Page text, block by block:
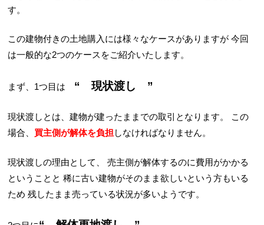
す。
この建物付きの土地購入には様々なケースがありますが 今回
は一般的な2つのケースをご紹介いたします。
まず、1つ目は “ 現状渡し ”
現状渡しとは、建物が建ったままでの取引となります。
この
場合、 買主側が解体を負担しなければなりません。
現状渡しの理由として、
売主側が解体するのに費用がかかる
ということと 稀に古い建物がそのまま欲しいという方もいる
ため 残したまま売っている状況が多いようです。